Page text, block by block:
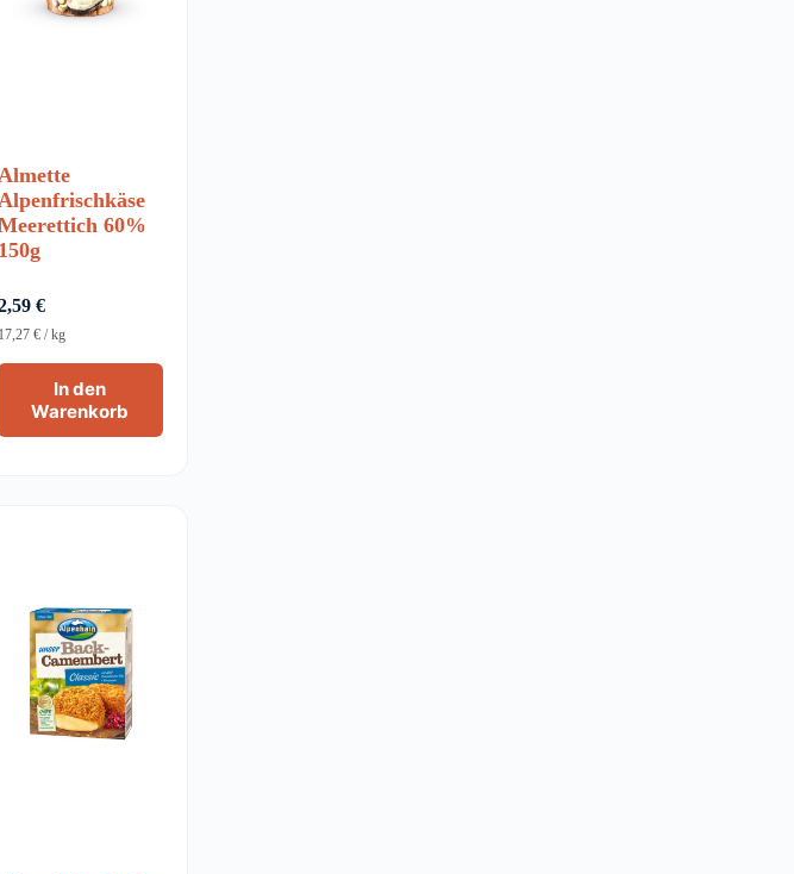
60%
150g
€
In den
Warenkorb
17,27 €/kg